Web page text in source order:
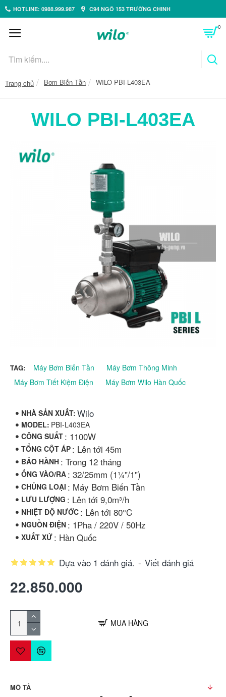
HOTLINE: 0988.999.987 C94 NGÕ 153 TRƯỜNG CHINH
0
Trang chủ Bơm Biến Tần WILO PBI-L403EA
WILO PBI-L403EA
TAG: Máy Bơm Biến Tần
Máy Bơm Thông Minh
Máy Bơm Tiết Kiệm Điện
Máy Bơm Wilo Hàn Quốc
NHÀ SẢN XUẤT: Wilo
MODEL: PBI-L403EA
CÔNG SUẤT : 1100W
TỔNG CỘT ÁP : Lên tới 45m
BẢO HÀNH : Trong 12 tháng
ỐNG VÀO/RA : 32/25mm (1¼"/1")
CHỦNG LOẠI : Máy Bơm Biến Tần
LƯU LƯỢNG : Lên tới 9,0m³/h
NHIỆT ĐỘ NƯỚC : Lên tới 80°C
NGUỒN ĐIỆN : 1Pha / 220V / 50Hz
XUẤT XỨ : Hàn Quốc
Dựa vào 1 đánh giá. - Viết đánh giá
22.850.000
MUA HÀNG
MÔ TẢ